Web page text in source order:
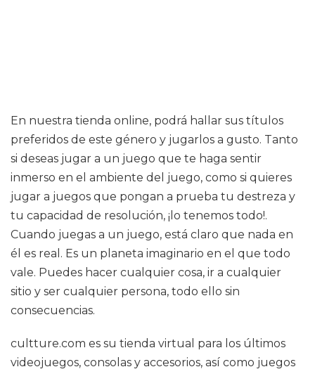
En nuestra tienda online, podrá hallar sus títulos
preferidos de este género y jugarlos a gusto. Tanto
si deseas jugar a un juego que te haga sentir
inmerso en el ambiente del juego, como si quieres
jugar a juegos que pongan a prueba tu destreza y
tu capacidad de resolución, ¡lo tenemos todo!.
Cuando juegas a un juego, está claro que nada en
él es real. Es un planeta imaginario en el que todo
vale. Puedes hacer cualquier cosa, ir a cualquier
sitio y ser cualquier persona, todo ello sin
consecuencias.
cultture.com es su tienda virtual para los últimos
videojuegos, consolas y accesorios, así como juegos